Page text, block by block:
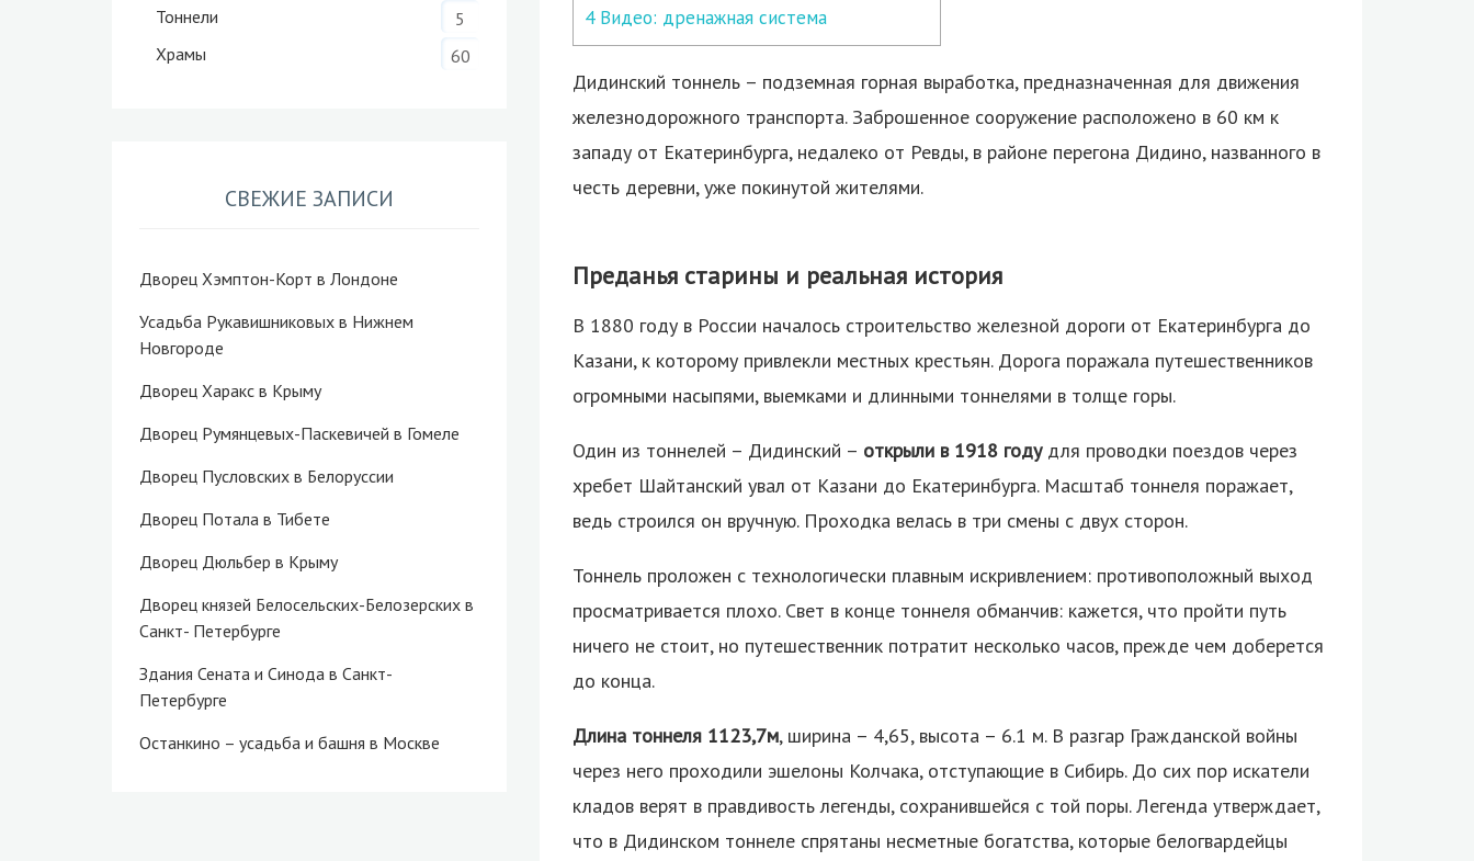
4Видео: дренажная система
Дидинский тоннель – подземная горная выработка, предназначенная для движения
железнодорожного транспорта.Заброшенное сооружение расположено в 60 км к
западу от Екатеринбурга, недалеко от Ревды, в районе перегона Дидино, названного в
честь деревни, уже покинутой жителями.
Преданья старины и реальная история
В 1880 году в России началось строительство железной дороги от Екатеринбурга до
Казани, к которому привлекли местных крестьян. Дорога поражала путешественников
огромными насыпями, выемками и длинными тоннелями в толще горы.
Один из тоннелей – Дидинский – открыли в 1918 годудля проводки поездов через
хребет Шайтанский увал от Казани до Екатеринбурга. Масштаб тоннеля поражает,
ведь строился он вручную. Проходка велась в три смены с двух сторон.
Тоннель проложен с технологически плавным искривлением: противоположный выход
просматривается плохо. Свет в конце тоннеля обманчив: кажется, что пройти путь
ничего не стоит, но путешественник потратит несколько часов, прежде чем доберется
до конца.
Длина тоннеля 1123,7м, ширина – 4,65, высота – 6.1 м. В разгар Гражданской войны
через него проходили эшелоны Колчака, отступающие в Сибирь. До сих пор искатели
кладов верят в правдивость легенды, сохранившейся с той поры. Легенда утверждает,
что в Дидинском тоннеле спрятаны несметные богатства, которые белогвардейцы
Тоннели
5
Храмы
60
СВЕЖИЕ ЗАПИСИ
Дворец Хэмптон-Корт в Лондоне
Усадьба Рукавишниковых в Нижнем
Новгороде
Дворец Харакс в Крыму
Дворец Румянцевых-Паскевичей в Гомеле
Дворец Пусловских в Белоруссии
Дворец Потала в Тибете
Дворец Дюльбер в Крыму
Дворец князей Белосельских-Белозерских в
Санкт- Петербурге
Здания Сената и Синода в Санкт-
Петербурге
Останкино – усадьба и башня в Москве